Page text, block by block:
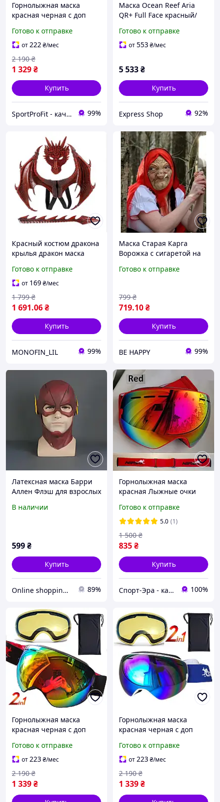
Горнолыжная маска
красная черная с доп
взрослых и подростков
Copozz AoFuson Nipsu
Готово к отправке
от222₴/мес
1 329₴
2 190 ₴
Купить
SportProFit - качественные спортивные и туристические товары оптом и в розницу 99%
Маска Ocean Reef Aria
QR+ Full Face красный/
запотевает дыхание
носом (501609ALP) для
Готово к отправке
от553₴/мес
5 533₴
Купить
Express Shop 92%
Красный костюм дракона
крылья дракон маска
взрослых
Готово к отправке
от 169₴/мес
1 691.06₴
1 799 ₴
Купить
MONOFIN_LIL 99%
Маска Старая Карга
Ворожка с сигаретой на
платком реалистичная
для взрослых
Готово к отправке
719.10₴
799 ₴
Купить
BE HAPPY 99%
Латексная маска Барри
Аллен Флэш для взрослых
В наличии
599₴
Купить
Online shopping🛍 89%
Горнолыжная маска
красная Лыжные очки
подростков Copozz
AoFuson Nipsu SER, код:
Готово к отправке
5.0 (1)
835₴
1 500 ₴
Купить
Спорт-Эра - качественные спортивные и туристические товары оптом и в розницу 100%
Горнолыжная маска
красная черная с доп
взрослых и подростков
Copozz Nipsu SER, код:
Готово к отправке
от223₴/мес
1 339₴
2 190 ₴
Горнолыжная маска
красная черная с доп
взрослых и подростков
Copozz Nipsu SER, код:
Готово к отправке
от223₴/мес
1 339₴
2 190 ₴